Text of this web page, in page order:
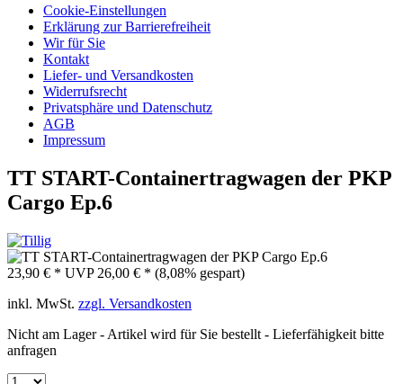
Cookie-Einstellungen
Erklärung zur Barrierefreiheit
Wir für Sie
Kontakt
Liefer- und Versandkosten
Widerrufsrecht
Privatsphäre und Datenschutz
AGB
Impressum
TT START-Containertragwagen der PKP
Cargo Ep.6
23,90 € * UVP 26,00 € * (8,08% gespart)
inkl. MwSt. zzgl. Versandkosten
Nicht am Lager - Artikel wird für Sie bestellt - Lieferfähigkeit bitte
anfragen